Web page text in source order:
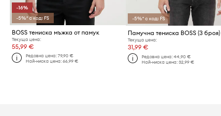
-16%
-5%* с код: FS
BOSS тениска мъжка от памук
Текуща цена:
55,99 €
Редовна цена:79,90 €
Най-ниска цена:66,99 €
-5%* с код: FS
Текуща цена:
31,99 €
Редовна цена: 44,90 €
Най-ниска цена: 32,99 €